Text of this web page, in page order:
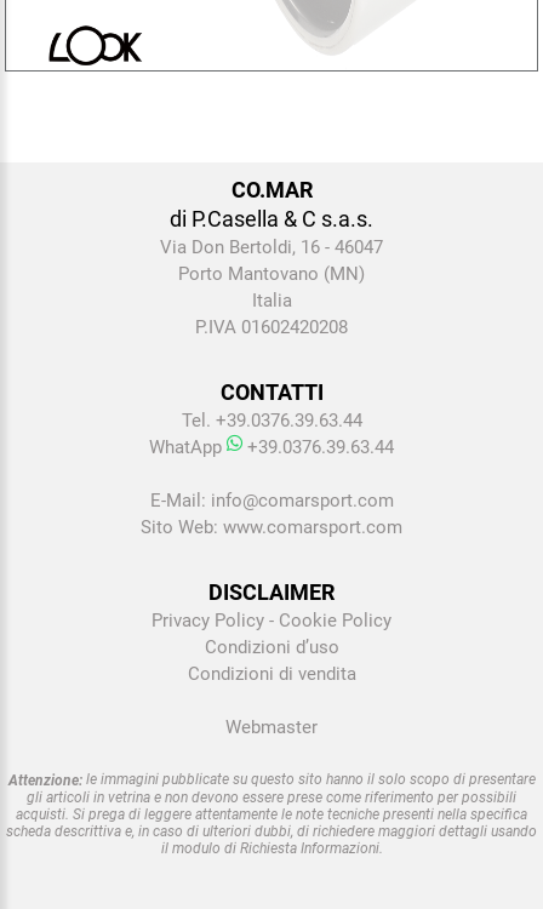
CO.MAR
di P.Casella & C s.a.s.
Via Don Bertoldi, 16 - 46047
Porto Mantovano (MN)
Italia
P.IVA 01602420208
CONTATTI
Tel. +39.0376.39.63.44
WhatApp
+39.0376.39.63.44
E-Mail: info@comarsport.com
Sito Web: www.comarsport.com
DISCLAIMER
Privacy Policy - Cookie Policy
Condizioni d’uso
Condizioni di vendita
Webmaster
Attenzione: le immagini pubblicate su questo sito hanno il solo scopo di presentare
gli articoli in vetrina e non devono essere prese come riferimento per possibili
acquisti. Si prega di leggere attentamente le note tecniche presenti nella specifica
scheda descrittiva e, in caso di ulteriori dubbi, di richiedere maggiori dettagli usando
il modulo di Richiesta Informazioni.